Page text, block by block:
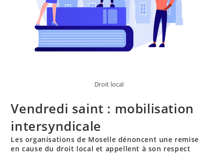
Droit local
Vendredi saint : mobilisation
intersyndicale
Les organisations de Moselle dénoncent une remise
en cause du droit local et appellent à son respect